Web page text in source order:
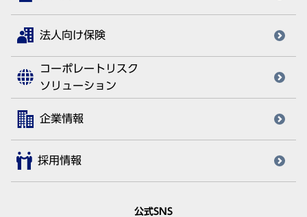
法人向け保険
コーポレートリスク
ソリューション
企業情報
採用情報
公式SNS